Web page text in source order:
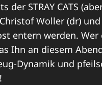
STRAY CATS
Woller (dr)
entern werden.
Ihn an diesem
Dynamik und